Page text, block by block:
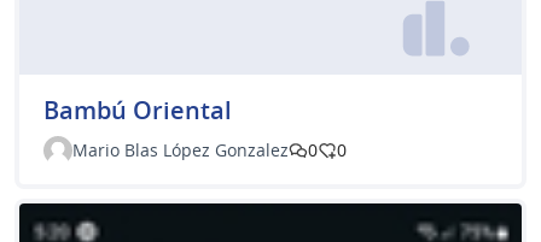
Bambú Oriental
Mario Blas López Gonzalez 0 0